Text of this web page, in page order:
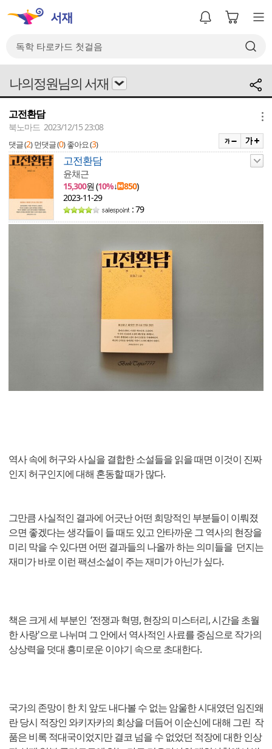
나의정원님의 서재
고전환담
북노마드 2023/12/15 23:08
댓글 (2) 먼댓글 (0) 좋아요 (3)
고전환담
윤채근
15,300원 (10%↓ 850)
2023-11-29
: 79
역사 속에 허구와 사실을 결합한 소설들을 읽을 때면 이것이 진짜
인지 허구인지에 대해 혼동할 때가 많다.
그만큼 사실적인 결과에 어긋난 어떤 희망적인 부분들이 이뤄졌
으면 좋겠다는 생각들이 들 때도 있고 안타까운 그 역사의 현장을
미리 막을 수 있다면 어떤 결과들의 나올까 하는 의미들을 던지는
재미가 바로 이런 팩션소설이 주는 재미가 아닌가 싶다.
책은 크게 세 부분인 ‘전쟁과 혁명, 현장의 미스터리, 시간을 초월
한 사랑'으로 나뉘며 그 안에서 역사적인 사료를 중심으로 작가의
상상력을 덧대 흥미로운 이야기 속으로 초대한다.
국가의 존망이 한 치 앞도 내다볼 수 없는 암울한 시대였던 임진왜
란 당시 적장인 와키자카의 회상을 더듬어 이순신에 대해 그린 작
품은 비록 적대국이었지만 결코 넘을 수 없었던 적장에 대한 인상